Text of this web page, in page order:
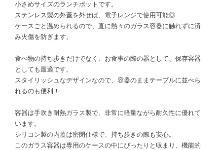
小さめサイズのランチポットです。
ステンレス製の外蓋を外せば、電子レンジで使用可能◎
ケースごと温められるので、直に熱々のガラス容器に触れずに済
み火傷を防ぎます。
食べ物の持ち歩きだけでなく、お食事の際の器として、保存容器
としても最適です。
スタイリッシュなデザインなので、容器のままテーブルに並べら
れるのも便利！
容器は手吹き耐熱ガラス製で、非常に軽量ながら耐久性に優れて
います。
シリコン製の内蓋は密閉仕様で、持ち歩きの際も安心。
このガラス容器は専用のケースの中にぴったりと収まり、機能的